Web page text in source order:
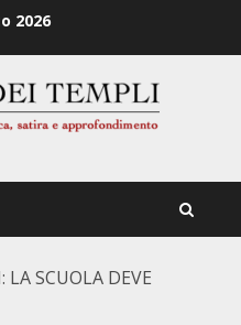
2026
LA SCUOLA DEVE